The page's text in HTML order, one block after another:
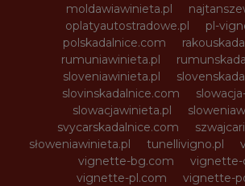
moldawiawinieta.pl
oplatyautostradowe.pl
pl-
polskadalnice.com
rumuniawinieta.pl
sloveniawinieta.pl
slovinskadalnice.com
slowacjawinieta.pl
svycarskadalnice.com
słoweniawinieta.pl
tunellivigno.pl
vignette-bg.com
vignette-
vignette-pl.com
vignette-